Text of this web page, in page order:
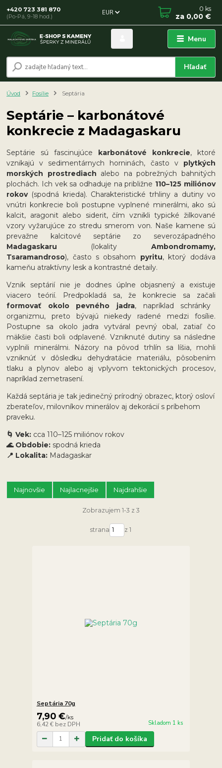
Menu
EUR
Hľadať
+420 723 381 870
(Po-Pá, 9-18 hod.)
0 ks
za 0,00 €
Úvod Fosílie Septária
Septárie – karbonátové
konkrecie z Madagaskaru
Septárie sú fascinujúce karbonátové konkrecie, ktoré
vznikajú v sedimentárnych horninách, často v plytkých
morských prostrediach alebo na pobrežných bahnitých
plochách. Ich vek sa odhaduje na približne 110–125 miliónov
rokov (spodná krieda). Charakteristické trhliny a dutiny vo
vnútri konkrecie boli postupne vyplnené minerálmi, ako sú
kalcit, aragonit alebo siderit, čím vznikli typické žilkované
vzory vyžarujúce zo stredu smerom von. Naše kamene sú
prevažne kalcitové septárie zo severozápadného
Madagaskaru (lokality Ambondromamy,
Tsaramandroso), často s obsahom pyritu, ktorý dodáva
kameňu atraktívny lesk a kontrastné detaily.
Vznik septárií nie je dodnes úplne objasnený a existuje
viacero teórií. Predpokladá sa, že konkrecie sa začali
formovať okolo pevného jadra, napríklad schránky
organizmu, preto bývajú niekedy radené medzi fosílie.
Postupne sa okolo jadra vytváral pevný obal, zatiaľ čo
mäkšie časti boli odplavené. Vzniknuté dutiny sa následne
vyplnili minerálmi. Názory na pôvod trhlín sa líšia, mohli
vzniknúť v dôsledku dehydratácie materiálu, pôsobením
tlaku a plynov alebo aj vplyvom tektonických procesov,
napríklad zemetrasení.
Každá septária je tak jedinečný prírodný obrazec, ktorý osloví
zberateľov, milovníkov minerálov aj dekorácií s príbehom
praveku.
🌀 Vek: cca 110–125 miliónov rokov
🌊 Obdobie: spodná krieda
📍 Lokalita: Madagaskar
Najnovšie Najlacnejšie Najdrahšie
Zobrazujem 1-3 z 3
strana z 1
Septária 70g
7,90 €/ks
6,42 € bez DPH Skladom 1 ks
Pridať do košíka